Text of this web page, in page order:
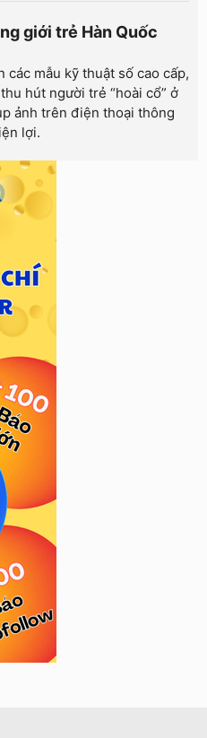
giới trẻ Hàn Quốc
các mẫu kỹ thuật số cao cấp,
hút người trẻ “hoài cổ” ở
ảnh trên điện thoại thông
lợi.